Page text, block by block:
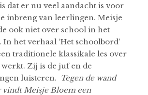
dat er nu veel aandacht is voor
inbreng van leerlingen. Meisje
ook niet over school in het
het verhaal ‘Het schoolbord’
traditionele klassikale les over
Zij is de juf en de
luisteren. Tegen de wand
vindt Meisje Bloem een